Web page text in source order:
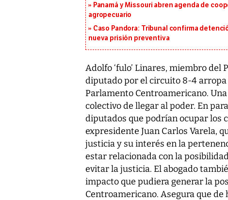
Panamá y Missouri abren agenda de
agropecuario
Caso Pandora: Tribunal confirma
nueva prisión preventiva
Adolfo ‘fulo’ Linares, miembro
diputado por el circuito 8-4 arropa
Parlamento Centroamericano.
colectivo de llegar al poder. En
diputados que podrían ocupar los
expresidente Juan Carlos Varela,
justicia y su interés en la
estar relacionada con la
evitar la justicia. El abogado
impacto que pudiera generar la
Centroamericano. Asegura que